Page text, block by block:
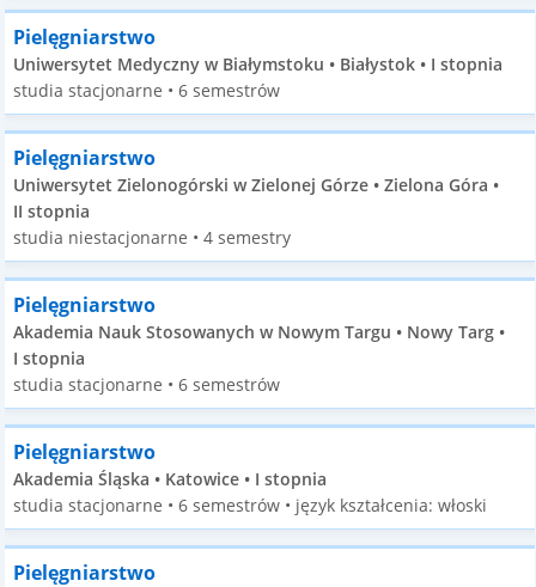
Pielęgniarstwo
Uniwersytet Medyczny w Białymstoku • Białystok • I stopnia
studia stacjonarne • 6 semestrów
Pielęgniarstwo
Uniwersytet Zielonogórski w Zielonej Górze • Zielona Góra •
II stopnia
studia niestacjonarne • 4 semestry
Pielęgniarstwo
Akademia Nauk Stosowanych w Nowym Targu • Nowy Targ •
I stopnia
studia stacjonarne • 6 semestrów
Pielęgniarstwo
Akademia Śląska • Katowice • I stopnia
studia stacjonarne • 6 semestrów • język kształcenia: włoski
Pielęgniarstwo